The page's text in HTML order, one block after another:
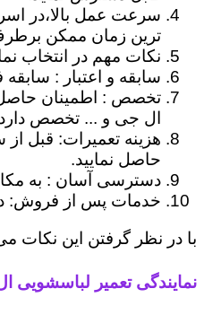
سرعت عمل بالا،در
ترین زمان ممکن
نکات مهم در انتخاب
سابقه و اعتبار :
تخصص : اطمینان حاصل
ال جی و ... تخصص
هزینه تعمیرات: قبل
حاصل نمایید.
دسترسی آسان : به
خدمات پس از فروش: در
با در نظر گرفتن این نکات
نمایندگی تعمیر لباسشویی